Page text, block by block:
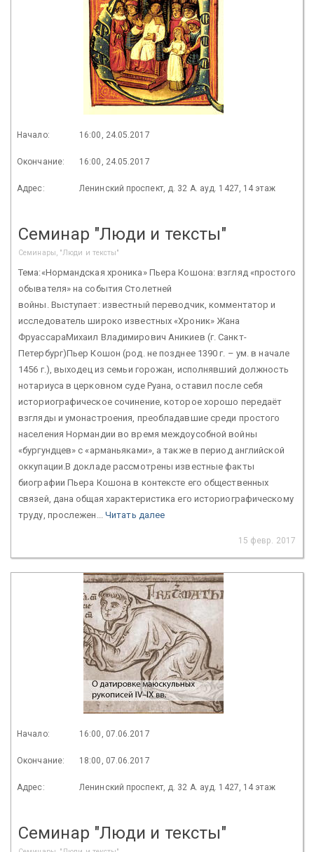
Начало: 16:00, 24.05.2017
Окончание: 16:00, 24.05.2017
Адрес: Ленинский проспект, д. 32 А. ауд. 1427, 14 этаж
Семинар "Люди и тексты"
Семинары, "Люди и тексты"
Тема:«Нормандская хроника» Пьера Кошона: взгляд «простого
обывателя» на события Столетней
войны. Выступает: известный переводчик, комментатор и
исследователь широко известных «Хроник» Жана
ФруассараМихаил Владимирович Аникиев (г. Санкт-
Петербург)Пьер Кошон (род. не позднее 1390 г. – ум. в начале
1456 г.), выходец из семьи горожан, исполнявший должность
нотариуса в церковном суде Руана, оставил после себя
историографическое сочинение, которое хорошо передаёт
взгляды и умонастроения, преобладавшие среди простого
населения Нормандии во время междоусобной войны
«бургундцев» с «арманьяками», а также в период английской
оккупации.В докладе рассмотрены известные факты
биографии Пьера Кошона в контексте его общественных
связей, дана общая характеристика его историографическому
труду, прослежен... Читать далее
15 февр. 2017
Начало: 16:00, 07.06.2017
Окончание: 18:00, 07.06.2017
Адрес: Ленинский проспект, д. 32 А. ауд. 1427, 14 этаж
Семинар "Люди и тексты"